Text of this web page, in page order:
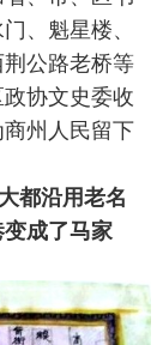
、魁星楼、
公路老桥等
协文史委收
州人民留下
都沿用老名
成了马家